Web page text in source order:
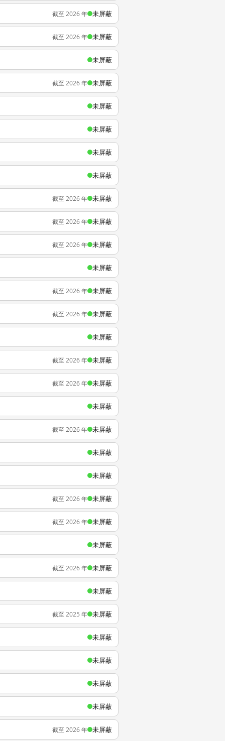
截至 2026 年 未屏蔽
截至 2026 年 未屏蔽
未屏蔽
截至 2026 年 未屏蔽
未屏蔽
未屏蔽
未屏蔽
未屏蔽
截至 2026 年 未屏蔽
截至 2026 年 未屏蔽
截至 2026 年 未屏蔽
未屏蔽
截至 2026 年 未屏蔽
截至 2026 年 未屏蔽
未屏蔽
截至 2026 年 未屏蔽
截至 2026 年 未屏蔽
未屏蔽
截至 2026 年 未屏蔽
未屏蔽
未屏蔽
截至 2026 年 未屏蔽
截至 2026 年 未屏蔽
未屏蔽
截至 2026 年 未屏蔽
未屏蔽
截至 2025 年 未屏蔽
未屏蔽
未屏蔽
未屏蔽
未屏蔽
截至 2026 年 未屏蔽